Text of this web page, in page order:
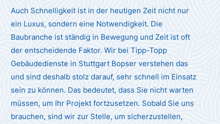
Auch Schnelligkeit ist in der heutigen Zeit nicht nur
ein Luxus, sondern eine Notwendigkeit. Die
Baubranche ist ständig in Bewegung und Zeit ist oft
der entscheidende Faktor. Wir bei Tipp-Topp
Gebäudedienste in Stuttgart Bopser verstehen das
und sind deshalb stolz darauf, sehr schnell im Einsatz
sein zu können. Das bedeutet, dass Sie nicht warten
müssen, um Ihr Projekt fortzusetzen. Sobald Sie uns
brauchen, sind wir zur Stelle, um sicherzustellen,